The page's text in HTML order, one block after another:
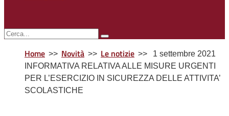
Home Novità Le notizie
1 settembre 2021
INFORMATIVA RELATIVA ALLE MISURE URGENTI
PER L’ESERCIZIO IN SICUREZZA DELLE ATTIVITA’
SCOLASTICHE